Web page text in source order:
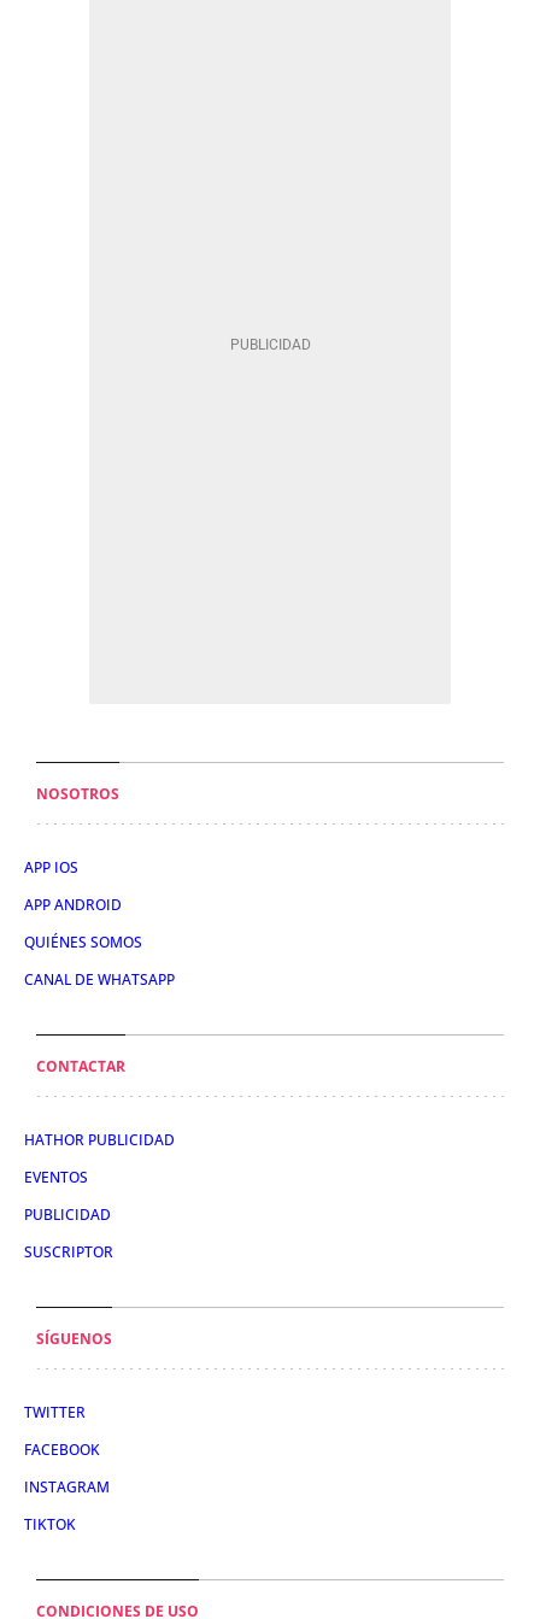
NOSOTROS
APP IOS
APP ANDROID
QUIÉNES SOMOS
CANAL DE WHATSAPP
CONTACTAR
HATHOR PUBLICIDAD
EVENTOS
PUBLICIDAD
SUSCRIPTOR
SÍGUENOS
TWITTER
FACEBOOK
INSTAGRAM
TIKTOK
CONDICIONES DE USO